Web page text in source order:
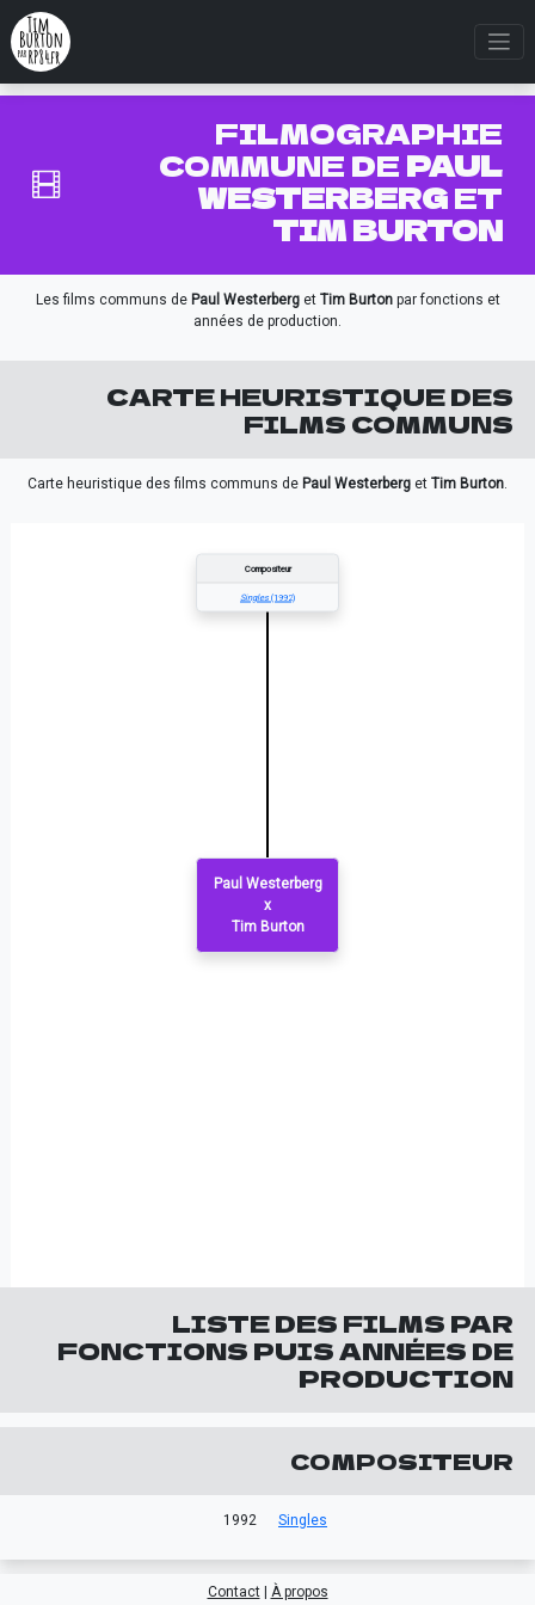
FILMOGRAPHIE
COMMUNE DEPAUL
WESTERBERGET
TIM BURTON
Les films communs de Paul Westerberget Tim Burtonpar fonctions et
années de production.
CARTE HEURISTIQUE DES
FILMS COMMUNS
Carte heuristique des films communs de Paul Westerberg et Tim Burton.
Paul Westerberg
x
Tim Burton
Compositeur
Singles (1992)
LISTE DES FILMS PAR
FONCTIONS PUIS ANNÉES DE
PRODUCTION
COMPOSITEUR
1992 Singles
Contact| À propos